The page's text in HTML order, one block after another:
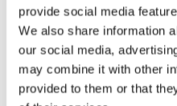
provide social media
We also share information
our social media,
may combine it with other
provided to them or that
C.A. OSASUNA